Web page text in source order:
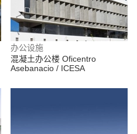
办公设施
混凝土办公楼 Oficentro
Asebanacio / ICESA